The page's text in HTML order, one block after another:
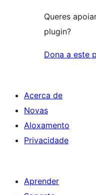
Queres
plugin?
Dona a este
Acerca de
Novas
Aloxamento
Privacidade
Aprender